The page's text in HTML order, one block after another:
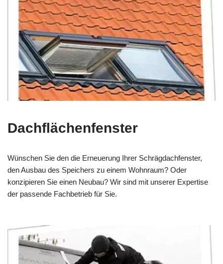
Dachflächenfenster
Wünschen Sie den die Erneuerung Ihrer Schrägdachfenster,
den Ausbau des Speichers zu einem Wohnraum? Oder
konzipieren Sie einen Neubau? Wir sind mit unserer Expertise
der passende Fachbetrieb für Sie.